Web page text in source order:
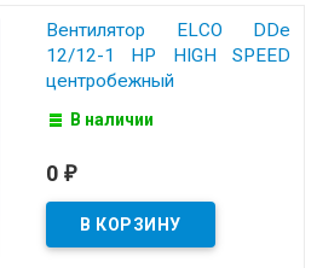
Вентилятор ELCO DDe
12/12-1 HP HIGH SPEED
центробежный
В наличии
0 ₽